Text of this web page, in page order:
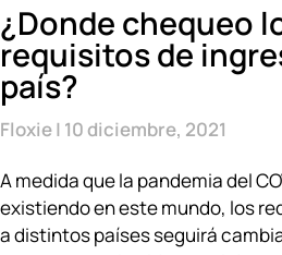
¿Donde chequeo
requisitos de
país?
Floxie 10 diciembre, 2021
A medida que la pandemia del
existiendo en este mundo, los
a distintos países seguirá